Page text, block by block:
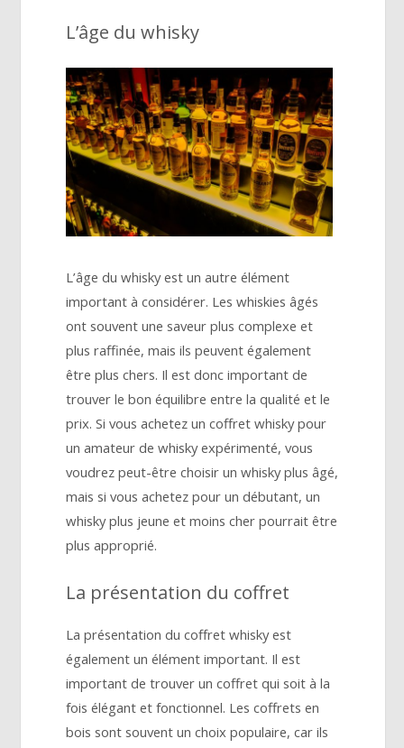
L’âge du whisky
L’âge du whisky est un autre élément
important à considérer. Les whiskies âgés
ont souvent une saveur plus complexe et
plus raffinée, mais ils peuvent également
être plus chers. Il est donc important de
trouver le bon équilibre entre la qualité et le
prix. Si vous achetez un coffret whisky pour
un amateur de whisky expérimenté, vous
voudrez peut-être choisir un whisky plus âgé,
mais si vous achetez pour un débutant, un
whisky plus jeune et moins cher pourrait être
plus approprié.
La présentation du coffret
La présentation du coffret whisky est
également un élément important. Il est
important de trouver un coffret qui soit à la
fois élégant et fonctionnel. Les coffrets en
bois sont souvent un choix populaire, car ils